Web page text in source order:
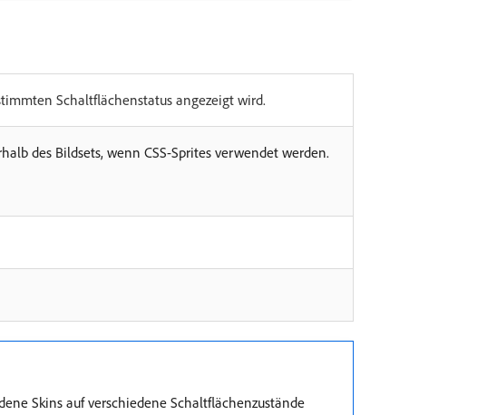
Schaltflächenstatus angezeigt wird.
des Bildsets, wenn CSS-Sprites verwendet werden.
Skins auf verschiedene Schaltflächenzustände